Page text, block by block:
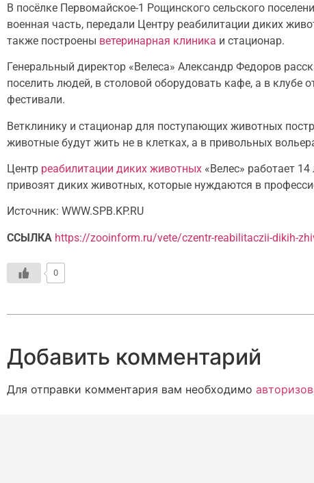
В посёлке Первомайское-1 Рощинского сельского
военная часть, передали Центру реабилитации диких
также построены ветеринарная клиника и стационар.
Генеральный директор «Велеса» Александр Федоров
поселить людей, в столовой оборудовать кафе, а в клубе
фестивали.
Ветклинику и стационар для поступающих животных
животные будут жить не в клетках, а в привольных
Центр реабилитации диких животных «Велес» работает
привозят диких животных, которые нуждаются в
Источник: WWW.SPB.KP.RU
ССЫЛКА https://zooinform.ru/vete/czentr-reabilitaczii-dikih-
0
Добавить комментарий
Для отправки комментария вам необходимо